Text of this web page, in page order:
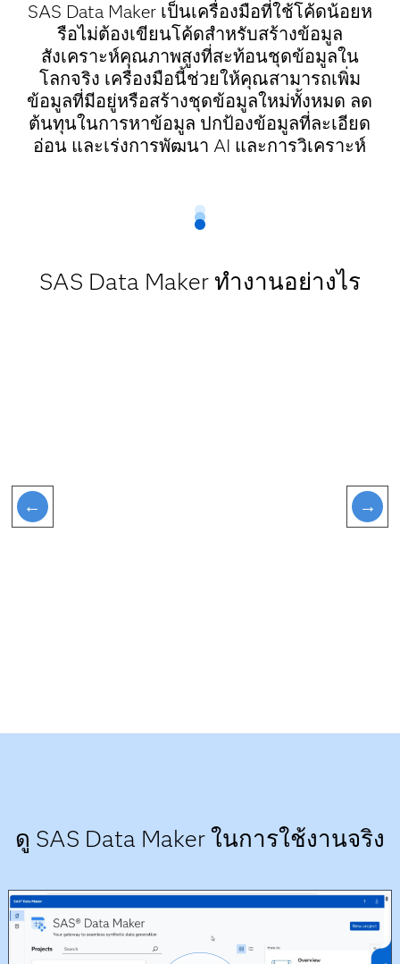
SAS Data Maker เป็นเครื่องมือที่ใช้โค้ดน้อยห
รือไม่ต้องเขียนโค้ดสำหรับสร้างข้อมูล
สังเคราะห์คุณภาพสูงที่สะท้อนชุดข้อมูลใน
โลกจริง เครื่องมือนี้ช่วยให้คุณสามารถเพิ่ม
ข้อมูลที่มีอยู่หรือสร้างชุดข้อมูลใหม่ทั้งหมด ลด
ต้นทุนในการหาข้อมูล ปกป้องข้อมูลที่ละเอียด
อ่อน และเร่งการพัฒนา AI และการวิเคราะห์
SAS Data Maker ทำงานอย่างไร
ดู SAS Data Maker ในการใช้งานจริง